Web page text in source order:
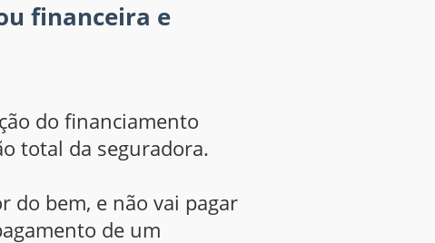
financeira e
do financiamento
total da seguradora.
do bem, e não vai pagar
de um